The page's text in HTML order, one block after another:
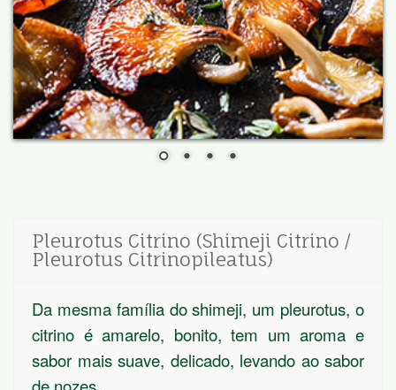
Pleurotus Citrino (Shimeji Citrino /
Pleurotus Citrinopileatus)
Da mesma família do shimeji, um pleurotus, o
citrino é amarelo, bonito, tem um aroma e
sabor mais suave, delicado, levando ao sabor